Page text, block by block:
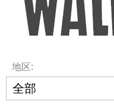
地区: